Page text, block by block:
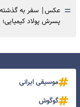
= عکس| سفر به گذشته؛
پسرش پولاد کیمیایی؛
موسیقی ایرانی
گوگوش